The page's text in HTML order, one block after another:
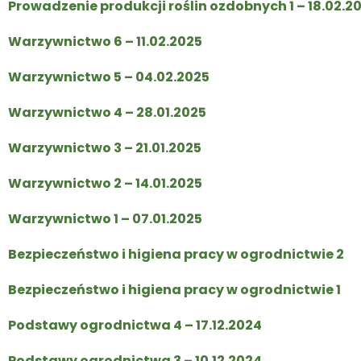
Prowadzenie produkcji roślin ozdobnych 1 –
Warzywnictwo 6 – 11.02.2025
Warzywnictwo 5 – 04.02.2025
Warzywnictwo 4 – 28.01.2025
Warzywnictwo 3 – 21.01.2025
Warzywnictwo 2 – 14.01.2025
Warzywnictwo 1 – 07.01.2025
Bezpieczeństwo i higiena pracy w ogrodnictwie 2
Bezpieczeństwo i higiena pracy w ogrodnictwie 1
Podstawy ogrodnictwa 4 – 17.12.2024